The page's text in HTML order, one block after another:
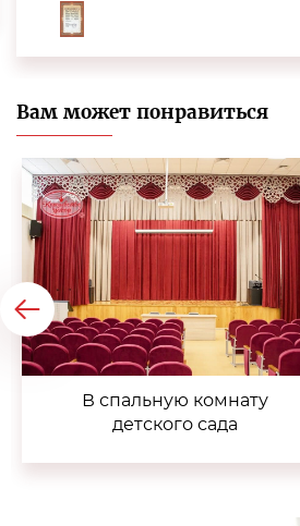
Вам может понравиться
В спальную комнату
детского сада